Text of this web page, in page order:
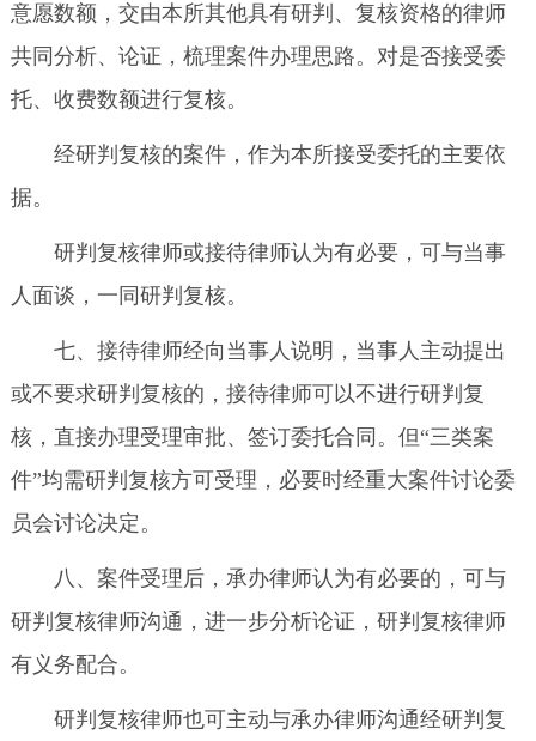
意愿数额，交由本所其他具有研判、复核资格的律师
共同分析、论证，梳理案件办理思路。对是否接受委
托、收费数额进行复核。
经研判复核的案件，作为本所接受委托的主要依
据。
研判复核律师或接待律师认为有必要，可与当事
人面谈，一同研判复核。
七、接待律师经向当事人说明，当事人主动提出
或不要求研判复核的，接待律师可以不进行研判复
核，直接办理受理审批、签订委托合同。但“三类案
件”均需研判复核方可受理，必要时经重大案件讨论委
员会讨论决定。
八、案件受理后，承办律师认为有必要的，可与
研判复核律师沟通，进一步分析论证，研判复核律师
有义务配合。
研判复核律师也可主动与承办律师沟通经研判复